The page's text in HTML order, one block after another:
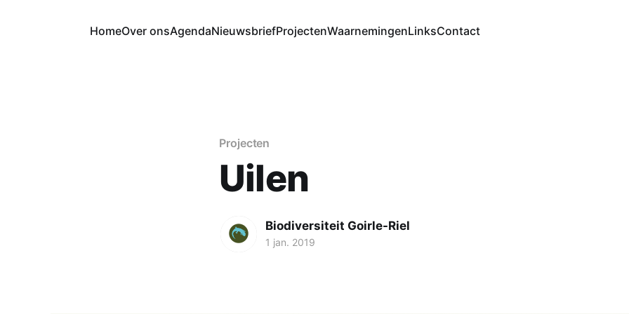
HomeOver onsAgendaNieuwsbriefProjectenWaarnemingenLinksContact
Projecten
Uilen
Biodiversiteit Goirle-Riel
1 jan. 2019